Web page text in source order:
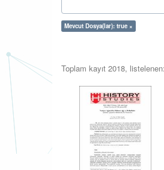
Mevcut Dosya(lar): true ×
Toplam kayıt 2018,